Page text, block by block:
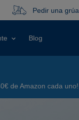
Pedir una grúa
Blog
de Amazon cada uno!